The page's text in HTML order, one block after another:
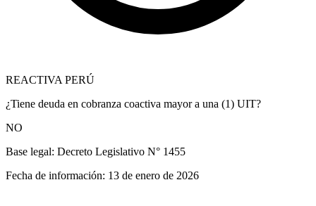
REACTIVA PERÚ
¿Tiene deuda en cobranza coactiva mayor a una (1) UIT?
NO
Base legal: Decreto Legislativo N° 1455
Fecha de información: 13 de enero de 2026